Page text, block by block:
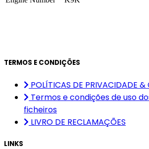
TERMOS E CONDIÇÕES
POLÍTICAS DE PRIVACIDADE &
Termos e condições de uso
ficheiros
LIVRO DE RECLAMAÇÕES
LINKS